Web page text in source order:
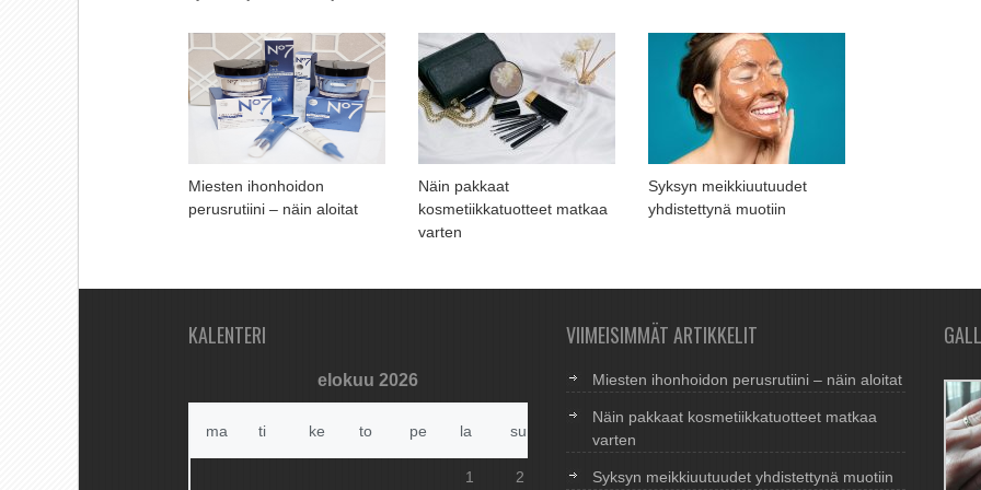
Miesten ihonhoidon
perusrutiini – näin aloitat
Näin pakkaat
kosmetiikkatuotteet matkaa
varten
Syksyn meikkiuutuudet
yhdistettynä muotiin
KALENTERI
elokuu 2026
ma ti ke to pe la su
1 2
VIIMEISIMMÄT ARTIKKELIT
Miesten ihonhoidon perusrutiini – näin aloitat
Näin pakkaat kosmetiikkatuotteet matkaa
varten
Syksyn meikkiuutuudet yhdistettynä muotiin